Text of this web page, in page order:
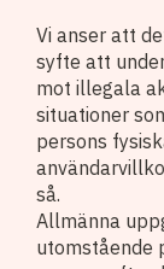
Vi anser att
syfte att
mot illegala
situationer
persons
så.
Allmänna
utomstående